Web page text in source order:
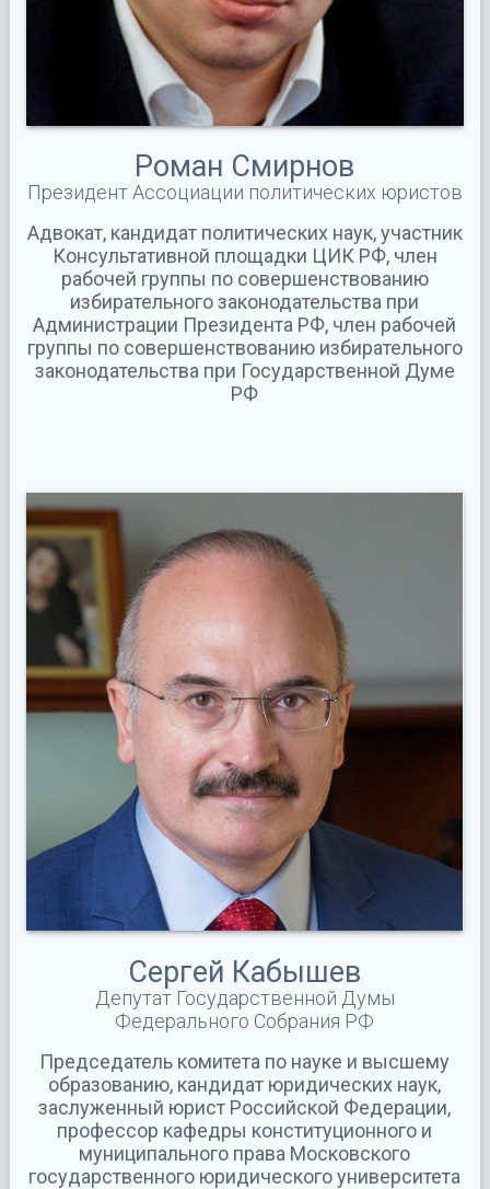
Роман Смирнов
Президент Ассоциации политических юристов
Адвокат, кандидат политических наук, участник
Консультативной площадки ЦИК РФ, член
рабочей группы по совершенствованию
избирательного законодательства при
Администрации Президента РФ, член рабочей
группы по совершенствованию избирательного
законодательства при Государственной Думе
РФ
Сергей Кабышев
Депутат Государственной Думы
Федерального Собрания РФ
Председатель комитета по науке и высшему
образованию, кандидат юридических наук,
заслуженный юрист Российской Федерации,
профессор кафедры конституционного и
муниципального права Московского
государственного юридического университета